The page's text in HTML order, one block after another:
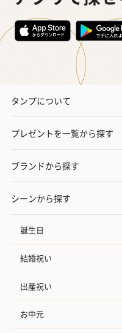
タンプについて
プレゼントを一覧から探す
ブランドから探す
シーンから探す
誕生日
結婚祝い
出産祝い
お中元